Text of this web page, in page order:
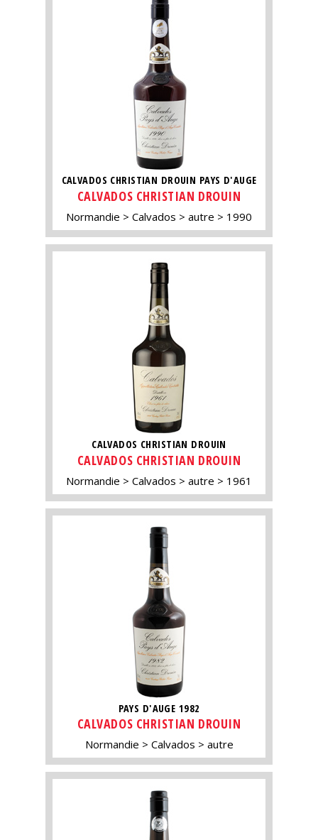
CALVADOS CHRISTIAN DROUIN PAYS D'AUGE
CALVADOS CHRISTIAN DROUIN
Normandie Calvados autre 1990
CALVADOS CHRISTIAN DROUIN
CALVADOS CHRISTIAN DROUIN
Normandie Calvados autre 1961
PAYS D'AUGE 1982
CALVADOS CHRISTIAN DROUIN
Normandie Calvados autre